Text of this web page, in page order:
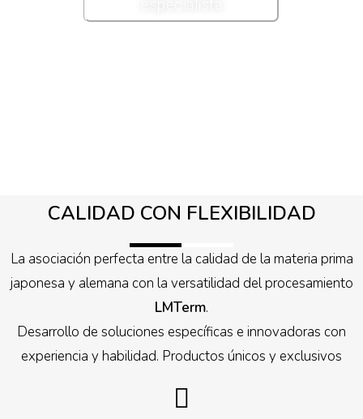
CALIDAD CON FLEXIBILIDAD
La asociación perfecta entre la calidad de la materia prima
japonesa y alemana con la versatilidad del procesamiento
LMTerm.
Desarrollo de soluciones específicas e innovadoras con
experiencia y habilidad. Productos únicos y exclusivos